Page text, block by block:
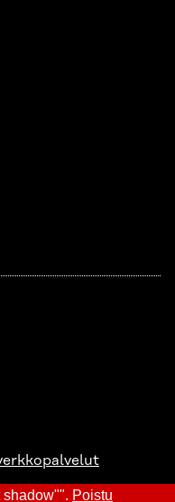
shadow"". Poistu